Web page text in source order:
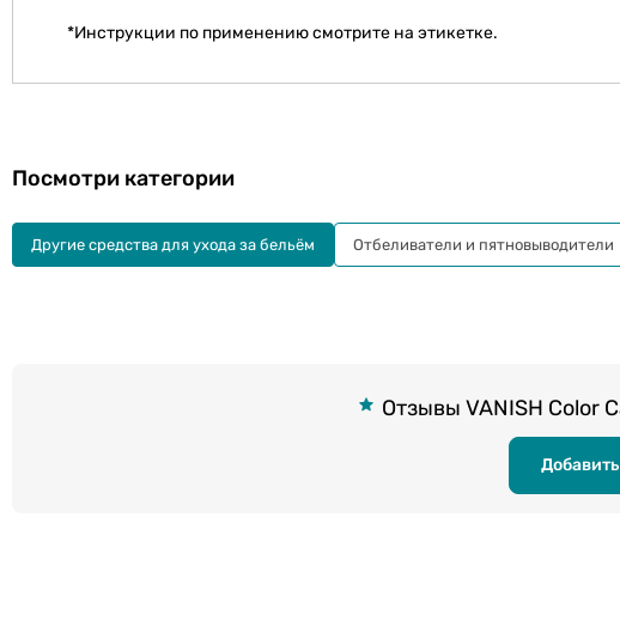
*Инструкции по применению смотрите на этикетке.
Отзывы VANISH Color
Посмотри категории
Другие cредства для ухода за бельём Отбеливатели и пятновыводители